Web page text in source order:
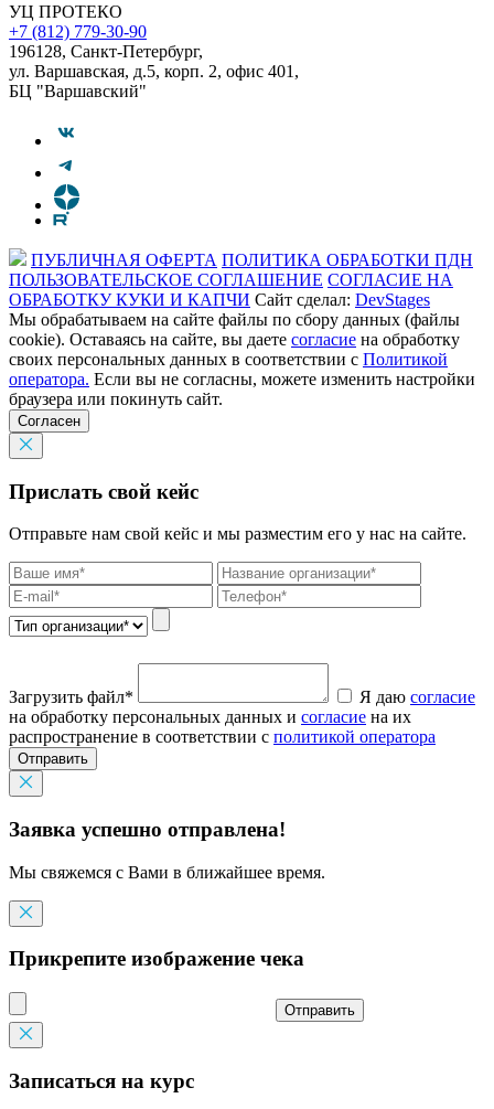
УЦ ПРОТЕКО
+7 (812) 779-30-90
196128, Санкт-Петербург,
ул. Варшавская, д.5, корп. 2, офис 401,
БЦ "Варшавский"
ПУБЛИЧНАЯ ОФЕРТА ПОЛИТИКА ОБРАБОТКИ ПДН
ПОЛЬЗОВАТЕЛЬСКОЕ СОГЛАШЕНИЕ СОГЛАСИЕ НА
ОБРАБОТКУ КУКИ И КАПЧИ Сайт сделал: DevStages
Мы обрабатываем на сайте файлы по сбору данных (файлы
cookie). Оставаясь на сайте, вы даете согласие на обработку
своих персональных данных в соответствии с Политикой
оператора. Если вы не согласны, можете изменить настройки
браузера или покинуть сайт.
Согласен
Прислать свой кейс
Отправьте нам свой кейс и мы разместим его у нас на сайте.
Загрузить файл* Я даю согласие
на обработку персональных данных и согласие на их
распространение в соответствии с политикой оператора
Отправить
Заявка успешно отправлена!
Мы свяжемся с Вами в ближайшее время.
Прикрепите изображение чека
Отправить
Записаться на курс